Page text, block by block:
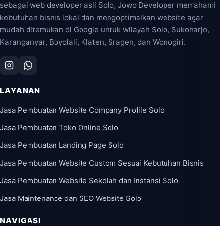
sebagai web developer asli Solo, Jowo Developer memahami
kebutuhan bisnis lokal dan mengoptimalkan website agar
mudah ditemukan di Google untuk wilayah Solo, Sukoharjo,
Karanganyar, Boyolali, Klaten, Sragen, dan Wonogiri.
LAYANAN
Jasa Pembuatan Website Company Profile Solo
Jasa Pembuatan Toko Online Solo
Jasa Pembuatan Landing Page Solo
Jasa Pembuatan Website Custom Sesuai Kebutuhan Bisnis
Jasa Pembuatan Website Sekolah dan Instansi Solo
Jasa Maintenance dan SEO Website Solo
NAVIGASI